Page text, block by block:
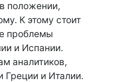
положении,
К этому стоит
проблемы
и Испании.
аналитиков,
Греции и Италии.